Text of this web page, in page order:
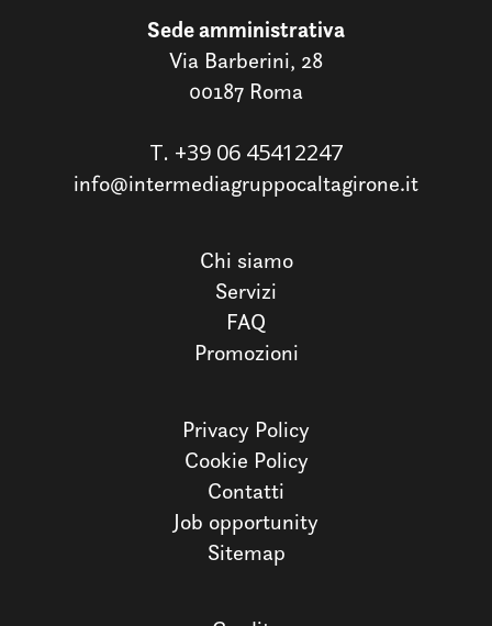
Sede amministrativa
Via Barberini, 28
00187 Roma
T. +39 06 45412247
info@intermediagruppocaltagirone.it
Chi siamo
Servizi
FAQ
Promozioni
Privacy Policy
Cookie Policy
Contatti
Job opportunity
Sitemap